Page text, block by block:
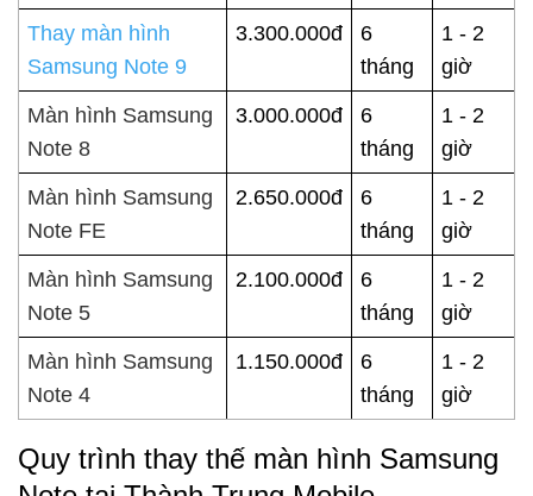
Thay màn hình
Samsung Note 9
3.300.000đ
6
tháng
1 - 2
giờ
Màn hình Samsung
Note 8
3.000.000đ
6
tháng
1 - 2
giờ
Màn hình Samsung
Note FE
2.650.000đ
6
tháng
1 - 2
giờ
Màn hình Samsung
Note 5
2.100.000đ
6
tháng
1 - 2
giờ
Màn hình Samsung
Note 4
1.150.000đ
6
tháng
1 - 2
giờ
Quy trình thay thế màn hình Samsung